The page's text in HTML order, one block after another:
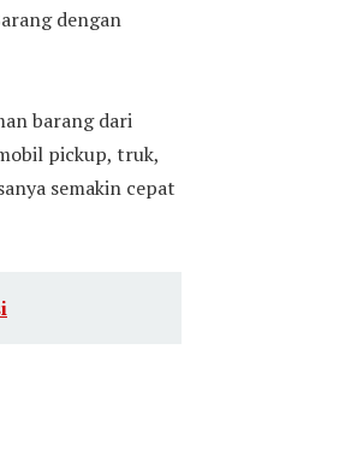
dengan
barang dari
pickup, truk,
semakin cepat